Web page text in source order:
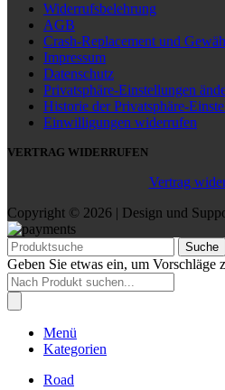
Widerrufsbelehrung
AGB
Crash-Replacement und
Impressum
Datenschutz
Privatsphäre-Einstellungen
Historie der Privatsphäre-
Einwilligungen widerrufen
VERTRAG WIDERRUFEN
Vertrag
Copyright © 2026 | Design und
Suche
Geben Sie etwas ein, um Vorschläge
Products
search
Menü
Kategorien
Road